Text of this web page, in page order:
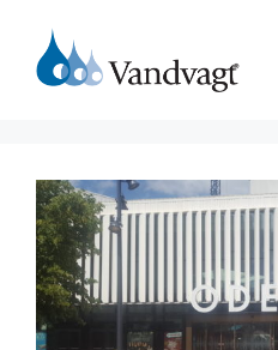
indhold